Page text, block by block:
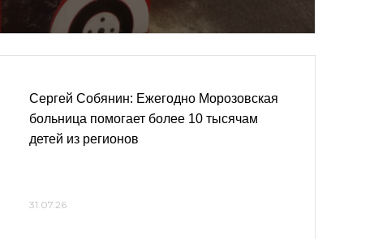
Сергей Собянин: Ежегодно Морозовская
больница помогает более 10 тысячам
детей из регионов
31.07.26